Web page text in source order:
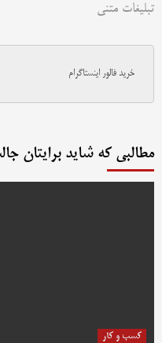
تبلیغات متنی
خرید فالور اینستاگرام
مطالبی که شاید برایتان
کسب و کار